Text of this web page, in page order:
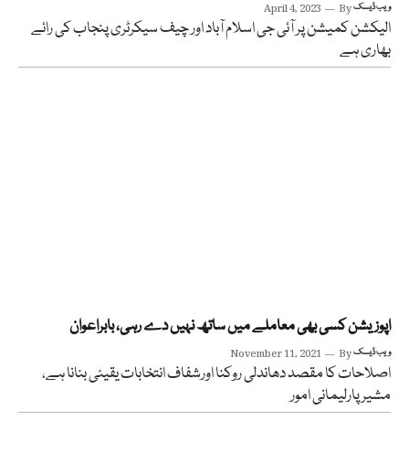
April 4, 2023 Byویب ڈیسک
الیکشن کمیشن پر آئی جی اسلام آباد اور چیف سیکرٹری پنجاب کی رائے
بھاری ہے
اپوزیشن کسی بھی معاملے میں ساتھ نہیں دے رہی، بابراعوان
November 11, 2021 Byویب ڈیسک
اصلاحات کا مقصد دھاندلی روکنا اورشفاف انتخابات یقینی بنانا ہے،
مشیر پارلیمانی امور